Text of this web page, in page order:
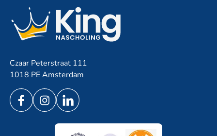
Czaar Peterstraat 111
1018 PE Amsterdam